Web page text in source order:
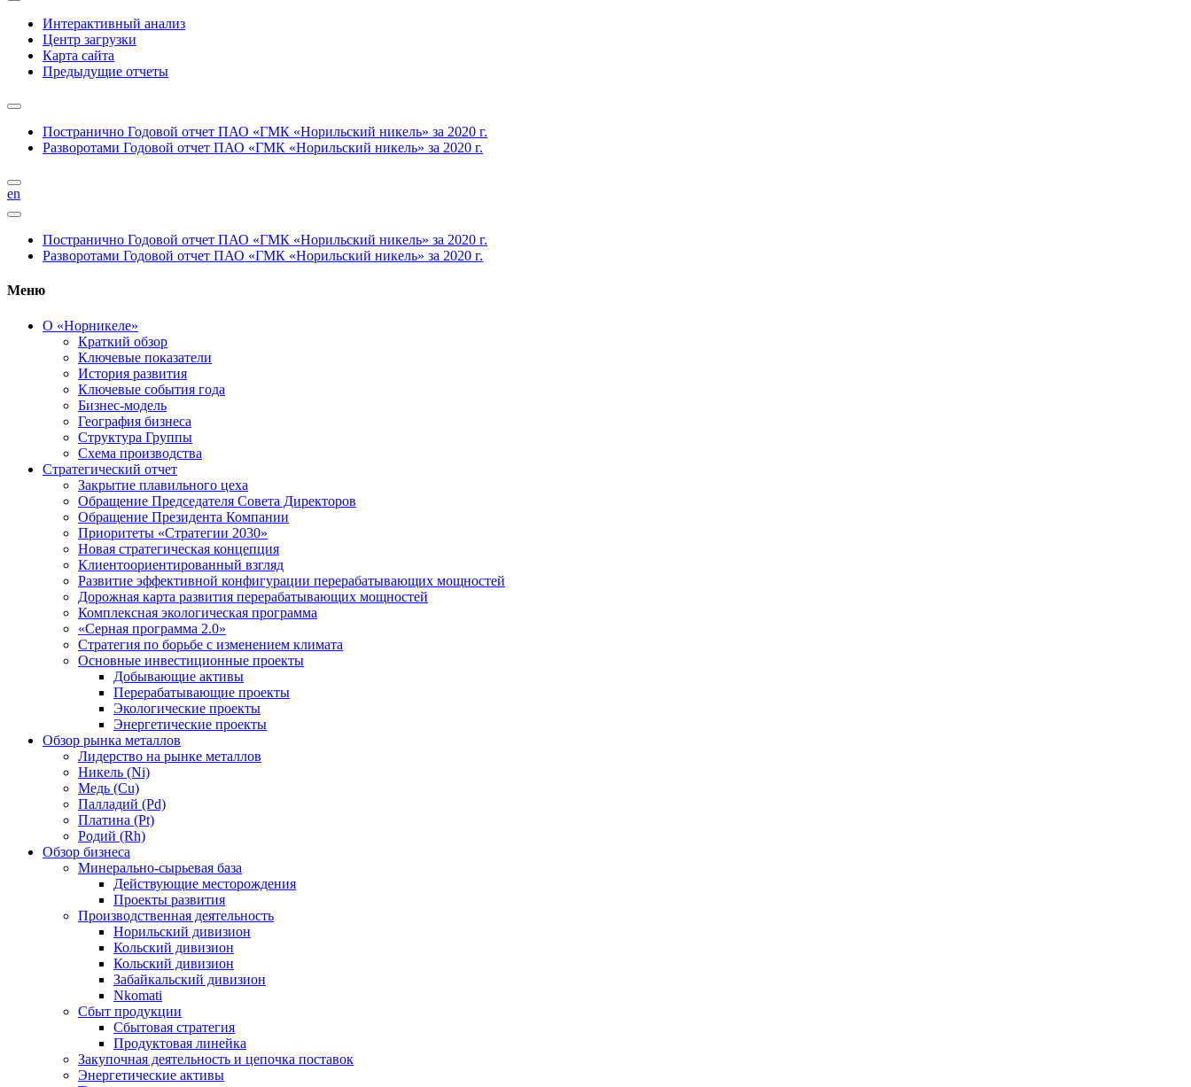
Интерактивный анализ
Центр загрузки
Карта сайта
Предыдущие отчеты
Постранично Годовой отчет ПАО «ГМК «Норильский никель» за 2020 г.
Разворотами Годовой отчет ПАО «ГМК «Норильский никель» за 2020 г.
en
Постранично Годовой отчет ПАО «ГМК «Норильский никель» за 2020 г.
Разворотами Годовой отчет ПАО «ГМК «Норильский никель» за 2020 г.
Меню
О «Норникеле»
Краткий обзор
Ключевые показатели
История развития
Ключевые события года
Бизнес-модель
География бизнеса
Структура Группы
Схема производства
Стратегический отчет
Закрытие плавильного цеха
Обращение Председателя Совета Директоров
Обращение Президента Компании
Приоритеты «Стратегии 2030»
Новая стратегическая концепция
Клиентоориентированный взгляд
Развитие эффективной конфигурации перерабатывающих мощностей
Дорожная карта развития перерабатывающих мощностей
Комплексная экологическая программа
«Серная программа 2.0»
Стратегия по борьбе с изменением климата
Основные инвестиционные проекты
Добывающие активы
Перерабатывающие проекты
Экологические проекты
Энергетические проекты
Обзор рынка металлов
Лидерство на рынке металлов
Никель (Ni)
Медь (Cu)
Палладий (Pd)
Платина (Pt)
Родий (Rh)
Обзор бизнеса
Минерально-сырьевая база
Действующие месторождения
Проекты развития
Производственная деятельность
Норильский дивизион
Кольский дивизион
Кольский дивизион
Забайкальский дивизион
Nkomati
Сбыт продукции
Сбытовая стратегия
Продуктовая линейка
Закупочная деятельность и цепочка поставок
Энергетические активы